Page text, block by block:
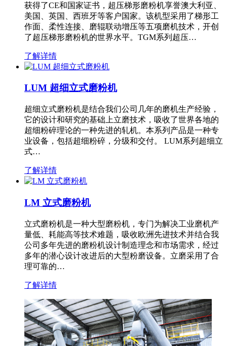
获得了CE和国家证书，超压梯形磨粉机享誉澳大利亚、
美国、英国、西班牙等客户国家。该机型采用了梯形工
作面、柔性连接、磨辊联动增压等五项磨机技术，开创
了超压梯形磨粉机的世界水平。TGM系列超压…
了解详情
LUM 超细立式磨粉机
超细立式磨粉机是结合我们公司几年的磨机生产经验，
它的设计和研究的基础上立磨技术，吸收了世界各地的
超细粉碎理论的一种先进的轧机。本系列产品是一种专
业设备，包括超细粉碎，分级和交付。 LUM系列超细立
式…
了解详情
LM 立式磨粉机
立式磨粉机是一种大型磨粉机，专门为解决工业磨机产
量低、耗能高等技术难题，吸收欧洲先进技术并结合我
公司多年先进的磨粉机设计制造理念和市场需求，经过
多年的潜心设计改进后的大型粉磨设备。立磨采用了合
理可靠的…
了解详情